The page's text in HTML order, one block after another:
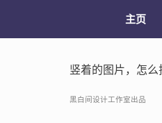
主页
竖着的图片，怎么
黑白间设计工作室出品